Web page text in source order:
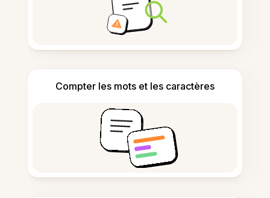
Compter les mots et les caractères